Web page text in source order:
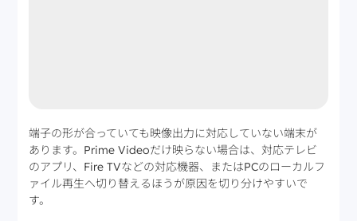
端子の形が合っていても映像出力に対応していない端末が
あります。Prime Videoだけ映らない場合は、対応テレビ
のアプリ、Fire TVなどの対応機器、またはPCのローカルフ
ァイル再生へ切り替えるほうが原因を切り分けやすいで
す。